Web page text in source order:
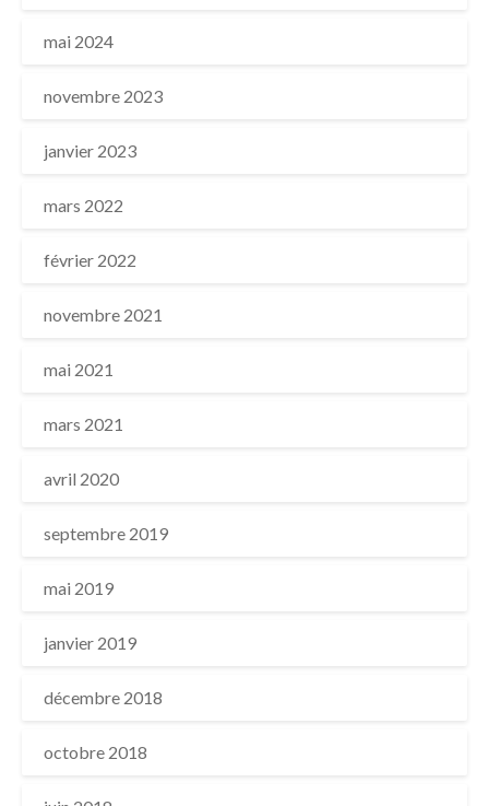
mai 2024
novembre 2023
janvier 2023
mars 2022
février 2022
novembre 2021
mai 2021
mars 2021
avril 2020
septembre 2019
mai 2019
janvier 2019
décembre 2018
octobre 2018